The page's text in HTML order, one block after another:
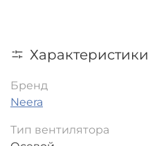
Характеристики
Бренд
Neera
Тип вентилятора